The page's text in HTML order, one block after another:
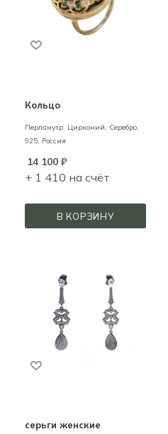
Кольцо
Перламутр, Цирконий, Серебро,
925, Россия
14 100 ₽
+ 1 410 на счёт
В КОРЗИНУ
серьги женские